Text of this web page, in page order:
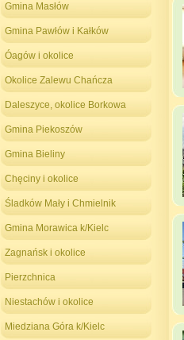
Gmina Masłów
Gmina Pawłów i Kałków
Óagów i okolice
Okolice Zalewu Chańcza
Daleszyce, okolice Borkowa
Gmina Piekoszów
Gmina Bieliny
Chęciny i okolice
Śladków Mały i Chmielnik
Gmina Morawica k/Kielc
Zagnańsk i okolice
Pierzchnica
Niestachów i okolice
Miedziana Góra k/Kielc